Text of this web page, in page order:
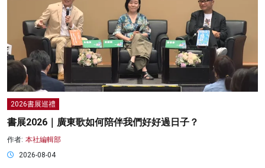
2026書展巡禮
書展2026｜廣東歌如何陪伴我們好好過日子？
作者: 本社編輯部
2026-08-04